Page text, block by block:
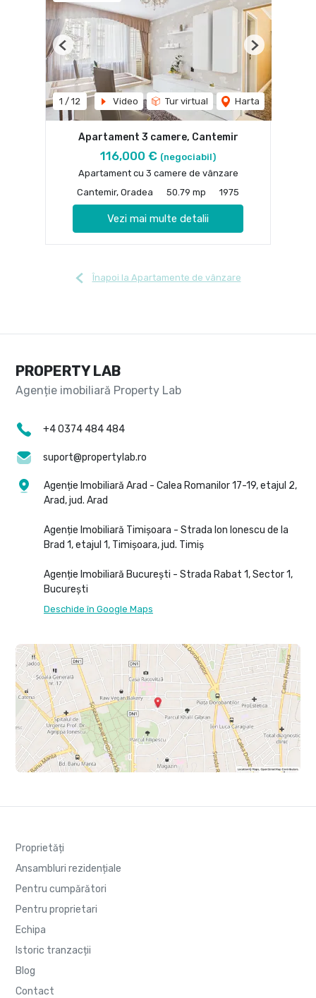
1 / 12 Video Tur virtual Harta
Previous Next
Apartament 3 camere, Cantemir
116,000 € (negociabil)
Apartament cu 3 camere de vânzare
Cantemir, Oradea
50.79 mp 1975
Vezi mai multe detalii
Înapoi la Apartamente de vânzare
PROPERTY LAB
+4 0374 484 484
suport@propertylab.ro
Agenție Imobiliară Arad - Calea Romanilor 17-19, etajul 2,
Arad, jud. Arad
Agenție Imobiliară Timișoara - Strada Ion Ionescu de la
Brad 1, etajul 1, Timișoara, jud. Timiș
Agenție Imobiliară București - Strada Rabat 1, Sector 1,
București
Deschide în Google Maps
Proprietăți
Ansambluri rezidențiale
Pentru cumpărători
Pentru proprietari
Echipa
Istoric tranzacții
Blog
Contact